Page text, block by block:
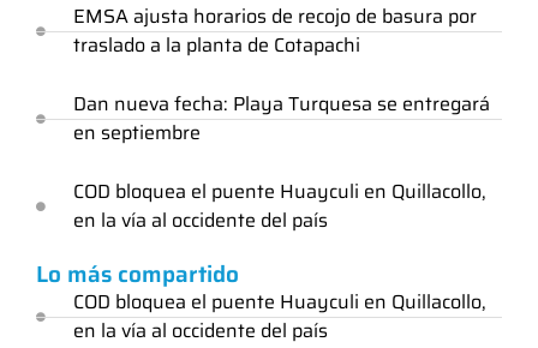
EMSA ajusta horarios de recojo de basura por
traslado a la planta de Cotapachi
Dan nueva fecha: Playa Turquesa se entregará
en septiembre
COD bloquea el puente Huayculi en Quillacollo,
en la vía al occidente del país
Lo más compartido
COD bloquea el puente Huayculi en Quillacollo,
en la vía al occidente del país